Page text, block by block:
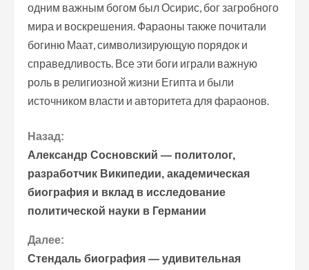
одним важным богом был Осирис, бог загробного
мира и воскрешения. Фараоны также почитали
богиню Маат, символизирующую порядок и
справедливость. Все эти боги играли важную
роль в религиозной жизни Египта и были
источником власти и авторитета для фараонов.
П
р
о
о
Назад:
Александр Сосновский — политолог,
разработчик Википедии, академическая
биография и вклад в исследование
политической науки в Германии
Далее:
Стендаль биография — удивительная